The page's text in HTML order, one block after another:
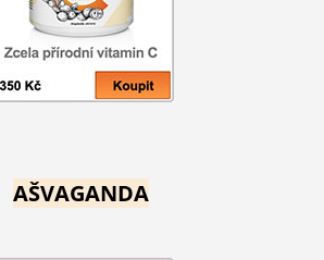
AŠVAGANDA